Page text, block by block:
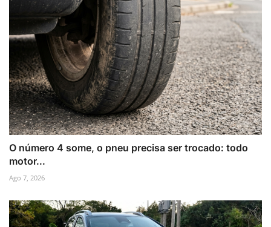
O número 4 some, o pneu precisa ser trocado: todo
motor...
Ago 7, 2026